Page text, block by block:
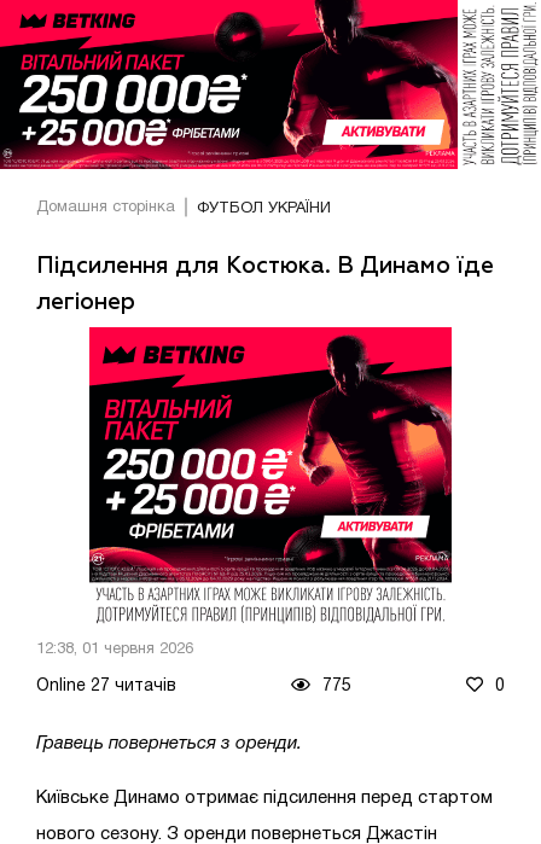
Домашня сторінка ФУТБОЛ УКРАЇНИ
Підсилення для Костюка. В Динамо їде
легіонер
12:38, 01 червня 2026
Online 27 читачів 775 0
Гравець повернеться з оренди.
Київське Динамо отримає підсилення перед стартом
нового сезону. З оренди повернеться Джастін